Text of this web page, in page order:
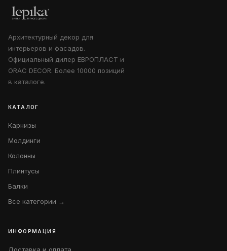
Архитектурный декор для
интерьеров и фасадов.
Официальный дилер ЕВРОПЛАСТ и
ORAC DECOR. Более 10000 позиций
в каталоге.
КАТАЛОГ
Карнизы
Молдинги
Колонны
Плинтусы
Балки
Все категории →
ИНФОРМАЦИЯ